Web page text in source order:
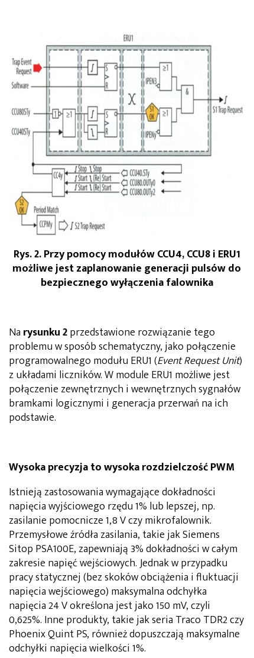
Rys. 2. Przy pomocy modułów CCU4, CCU8 i ERU1
możliwe jest zaplanowanie generacji pulsów do
bezpiecznego wyłączenia falownika
Na rysunku 2przedstawione rozwiązanie tego
problemu w sposób schematyczny, jako połączenie
programowalnego modułu ERU1 (Event Request Unit)
z układami liczników. W module ERU1 możliwe jest
połączenie zewnętrznych i wewnętrznych sygnałów
bramkami logicznymi i generacja przerwań na ich
podstawie.
Wysoka precyzja to wysoka rozdzielczośćPWM
Istnieją zastosowania wymagające dokładności
napięcia wyjściowego rzędu 1% lub lepszej, np.
zasilanie pomocnicze 1,8 V czy mikrofalownik.
Przemysłowe źródła zasilania, takie jak Siemens
Sitop PSA100E, zapewniają 3% dokładności w całym
zakresie napięć wejściowych. Jednak w przypadku
pracy statycznej (bez skoków obciążenia i fluktuacji
napięcia wejściowego) maksymalna odchyłka
napięcia 24 V określona jest jako 150 mV, czyli
0,625%. Inne produkty, takie jak seria Traco TDR2 czy
Phoenix Quint PS, również dopuszczają maksymalne
odchyłki napięcia wielkości 1%.